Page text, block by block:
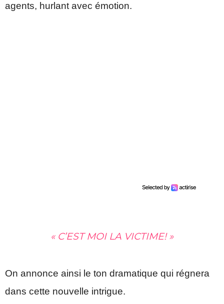
agents, hurlant avec émotion.
« C’EST MOI LA VICTIME! »
On annonce ainsi le ton dramatique qui régnera
dans cette nouvelle intrigue.